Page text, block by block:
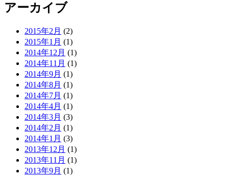
アーカイブ
2015年2月 (2)
2015年1月 (1)
2014年12月 (1)
2014年11月 (1)
2014年9月 (1)
2014年8月 (1)
2014年7月 (1)
2014年4月 (1)
2014年3月 (3)
2014年2月 (1)
2014年1月 (3)
2013年12月 (1)
2013年11月 (1)
2013年9月 (1)